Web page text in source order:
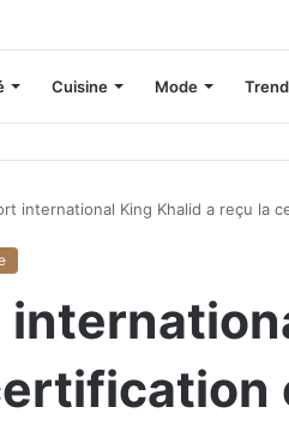
Cuisine Mode
international King Khalid a reçu la